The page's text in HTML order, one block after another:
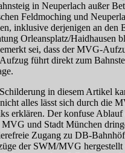
in Neuperlach außer
Feldmoching und
inklusive derjenigen an den
Orleansplatz/Haidhausen
sei, dass der MVG-
führt direkt zum
in diesem Artikel
alles lässt sich durch die
erklären. Der konfuse Ablauf
und Stadt München
Zugang zu DB-
der SWM/MVG hergestellt